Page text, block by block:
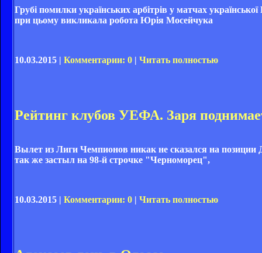
Грубі помилки українських арбітрів у матчах
при цьому викликала робота Юрія Мосейчука
10.03.2015 | Комментарии: 0 | Читать полностью
Рейтинг клубов УЕФА. Заря
Вылет из Лиги Чемпионов никак не сказался на
так же застыл на 98-й строчке "Черноморец",
10.03.2015 | Комментарии: 0 | Читать полностью